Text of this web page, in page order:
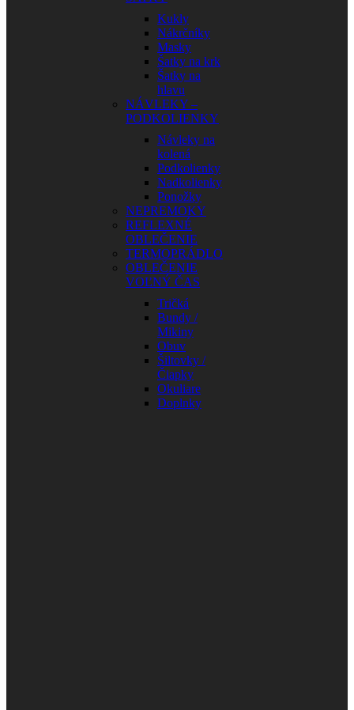
Kukly
Nákrčníky
Masky
Šatky na krk
Šatky na
hlavu
NÁVLEKY –
PODKOLIENKY
Návleky na
kolená
Podkolienky
Nadkolienky
Ponožky
NEPREMOKY
REFLEXNÉ
OBLEČENIE
TERMOPRÁDLO
OBLEČENIE
VOĽNÝ ČAS
Tričká
Bundy /
Mikiny
Obuv
Šiltovky /
Čiapky
Okuliare
Doplnky